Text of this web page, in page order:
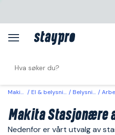
Makita El & belysning Belysning
Makita Stasjonære
Nedenfor er vårt utvalg av